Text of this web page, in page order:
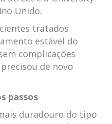
Unido.
tratados
estável do
complicações
de novo
passos
duradouro do tipo